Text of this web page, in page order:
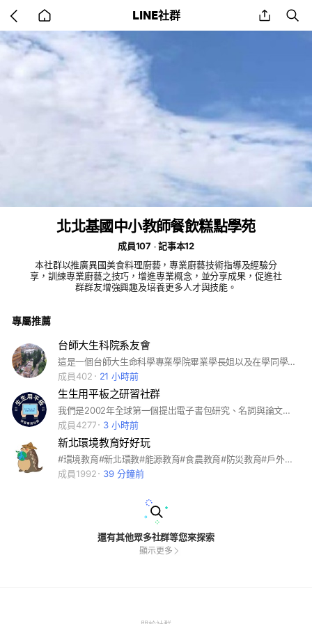
back
to
home
LINE社群 share
北北基國中小教師餐飲糕點學苑
成員107
記事本12
本社群以推廣異國美食料理廚藝，專業廚藝技術指導及經驗分
享，訓練專業廚藝之技巧，增進專業概念，並分享成果，促進社
群群友增強興趣及培養更多人才與技能。
專屬推薦
台師大生科院系友會
這是一個台師大生命科學專業學院畢業學長姐以及在學同學們互動交流的社群
成員402
21 小時前
生生用平板之研習社群
我們是2002年全球第一個提出電子書包研究、名詞與論文的團隊，教育部推動生生用平板方案，如何在生生用平板環境中，運用智慧教育系統，實施素養導向教學的智慧課堂與數據互動的教學技巧，此社群提供教師們相關研習資訊及課堂教學軟體HiTeach交流
成員4277
3 小時前
新北環境教育好好玩
#環境教育#新北環教#能源教育#食農教育#防災教育#戶外教育#環教中心
成員1992
39 分鐘前
還有其他眾多社群等您來探索
顯示更多